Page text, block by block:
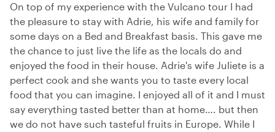
On top of my experience with the Vulcano tour I had
the pleasure to stay with Adrie, his wife and family for
some days on a Bed and Breakfast basis. This gave me
the chance to just live the life as the locals do and
enjoyed the food in their house. Adrie's wife Juliete is a
perfect cook and she wants you to taste every local
food that you can imagine. I enjoyed all of it and I must
say everything tasted better than at home…. but then
we do not have such tasteful fruits in Europe. While I